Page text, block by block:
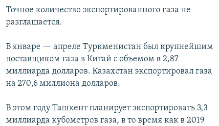
Точное количество экспортированного газа не
разглашается.
В январе — апреле Туркменистан был крупнейшим
поставщиком газа в Китай с объемом в 2,87
миллиарда долларов. Казахстан экспортировал газа
на 270,6 миллиона долларов.
В этом году Ташкент планирует экспортировать 3,3
миллиарда кубометров газа, в то время как в 2019